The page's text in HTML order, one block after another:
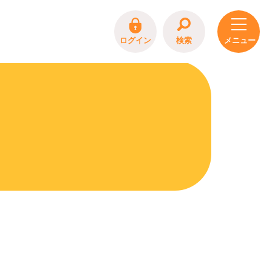
ログイン 検索